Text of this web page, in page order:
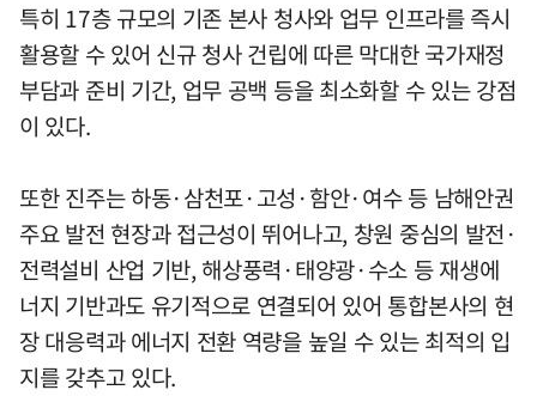
특히 17층 규모의 기존 본사 청사와 업무 인프라를 즉시
활용할 수 있어 신규 청사 건립에 따른 막대한 국가재정
부담과 준비 기간, 업무 공백 등을 최소화할 수 있는 강점
이 있다.
또한 진주는 하동·삼천포·고성·함안·여수 등 남해안권
주요 발전 현장과 접근성이 뛰어나고, 창원 중심의 발전·
전력설비 산업 기반, 해상풍력·태양광·수소 등 재생에
너지 기반과도 유기적으로 연결되어 있어 통합본사의 현
장 대응력과 에너지 전환 역량을 높일 수 있는 최적의 입
지를 갖추고 있다.